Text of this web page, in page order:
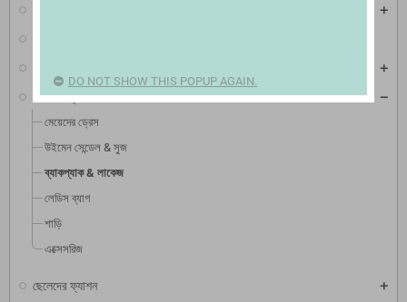
মেয়েদের ফ্যাশন
মেয়েদের ড্রেস
উইমেন সেন্ডেল & সুজ
ব্যাকপ্যাক & লাকেজ
লেডিস ব্যাগ
শাড়ি
এক্সেসরিজ
ছেলেদের ফ্যাশন
DO NOT SHOW THIS POPUP AGAIN.